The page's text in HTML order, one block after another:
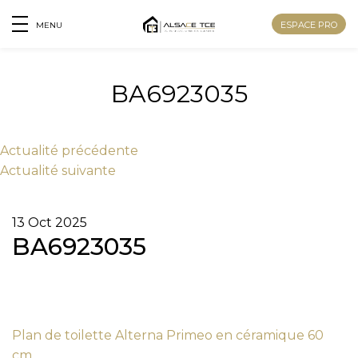
MENU ESPACE PRO
BA6923035
Actualité précédente
Actualité suivante
13 Oct 2025
BA6923035
Plan de toilette Alterna Primeo en céramique 60